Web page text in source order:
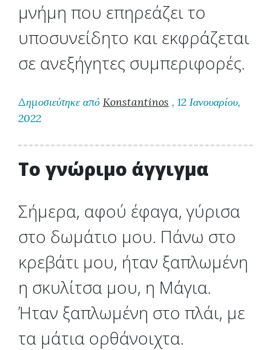
μνήμη που επηρεάζει το
υποσυνείδητο και εκφράζεται
σε ανεξήγητες συμπεριφορές.
Δημοσιεύτηκε από Konstantinos , 12 Ιανουαρίου,
2022
Το γνώριμο άγγιγμα
Σήμερα, αφού έφαγα, γύρισα
στο δωμάτιο μου. Πάνω στο
κρεβάτι μου, ήταν ξαπλωμένη
η σκυλίτσα μου, η Μάγια.
Ήταν ξαπλωμένη στο πλάι, με
τα μάτια ορθάνοιχτα.